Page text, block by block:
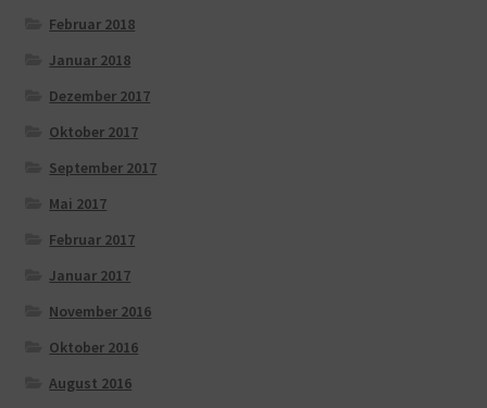
Februar 2018
Januar 2018
Dezember 2017
Oktober 2017
September 2017
Mai 2017
Februar 2017
Januar 2017
November 2016
Oktober 2016
August 2016